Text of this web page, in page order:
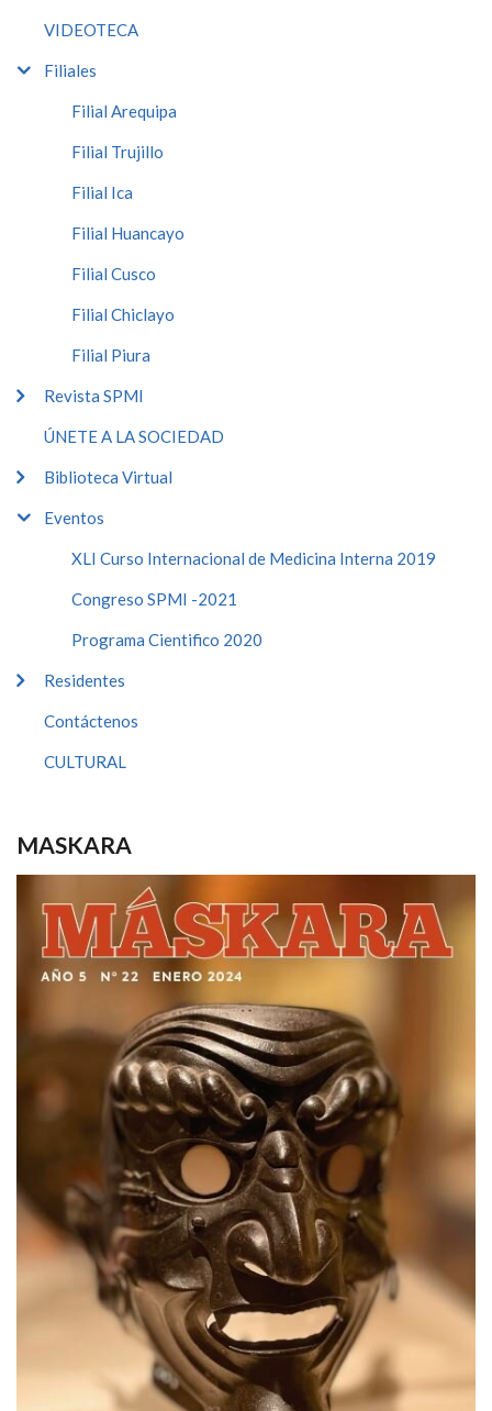
VIDEOTECA
Filiales
Filial Arequipa
Filial Trujillo
Filial Ica
Filial Huancayo
Filial Cusco
Filial Chiclayo
Filial Piura
Revista SPMI
ÚNETE A LA SOCIEDAD
Biblioteca Virtual
Eventos
XLI Curso Internacional de Medicina Interna 2019
Congreso SPMI -2021
Programa Cientifico 2020
Residentes
Contáctenos
CULTURAL
MASKARA